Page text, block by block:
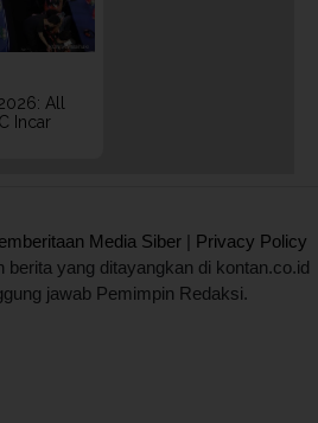
All
Incar
Media Siber | Privacy Policy
berita yang ditayangkan di kontan.co.id
jawab Pemimpin Redaksi.